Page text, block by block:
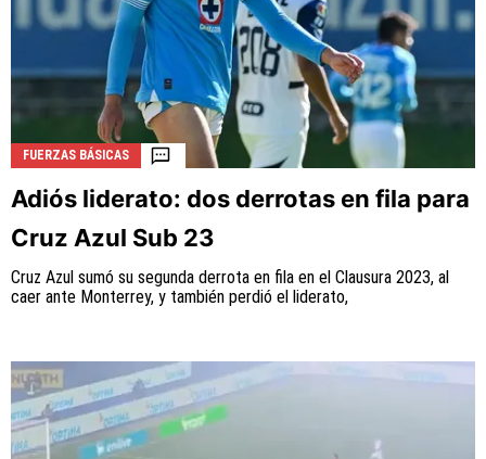
FUERZAS BÁSICAS
Adiós liderato: dos derrotas en fila para
Cruz Azul Sub 23
Cruz Azul sumó su segunda derrota en fila en el Clausura 2023, al
caer ante Monterrey, y también perdió el liderato,